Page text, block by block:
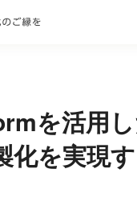
を活用
化を実現